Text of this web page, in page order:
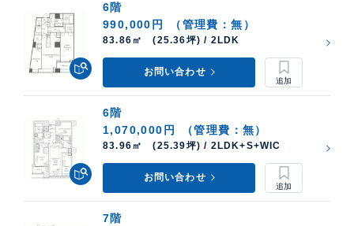
6階
990,000円
（管理費：無）
83.86㎡ (25.36坪) / 2LDK
お問い合わせ
6階
1,070,000円
（管理費：無）
83.96㎡ (25.39坪) / 2LDK+S+WIC
お問い合わせ
7階